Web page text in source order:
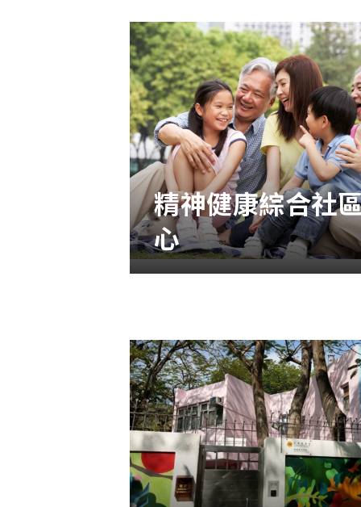
精神健康綜合社
心